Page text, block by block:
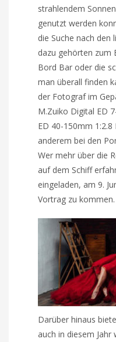
strahlendem
genutzt werden
die Suche nach den
dazu gehörten zum
Bord Bar oder die
man überall finden
der Fotograf im
M.Zuiko Digital ED
ED 40-150mm
anderem bei den
Wer mehr über die
auf dem Schiff
eingeladen, am 9.
Vortrag zu kommen.
Darüber hinaus
auch in diesem